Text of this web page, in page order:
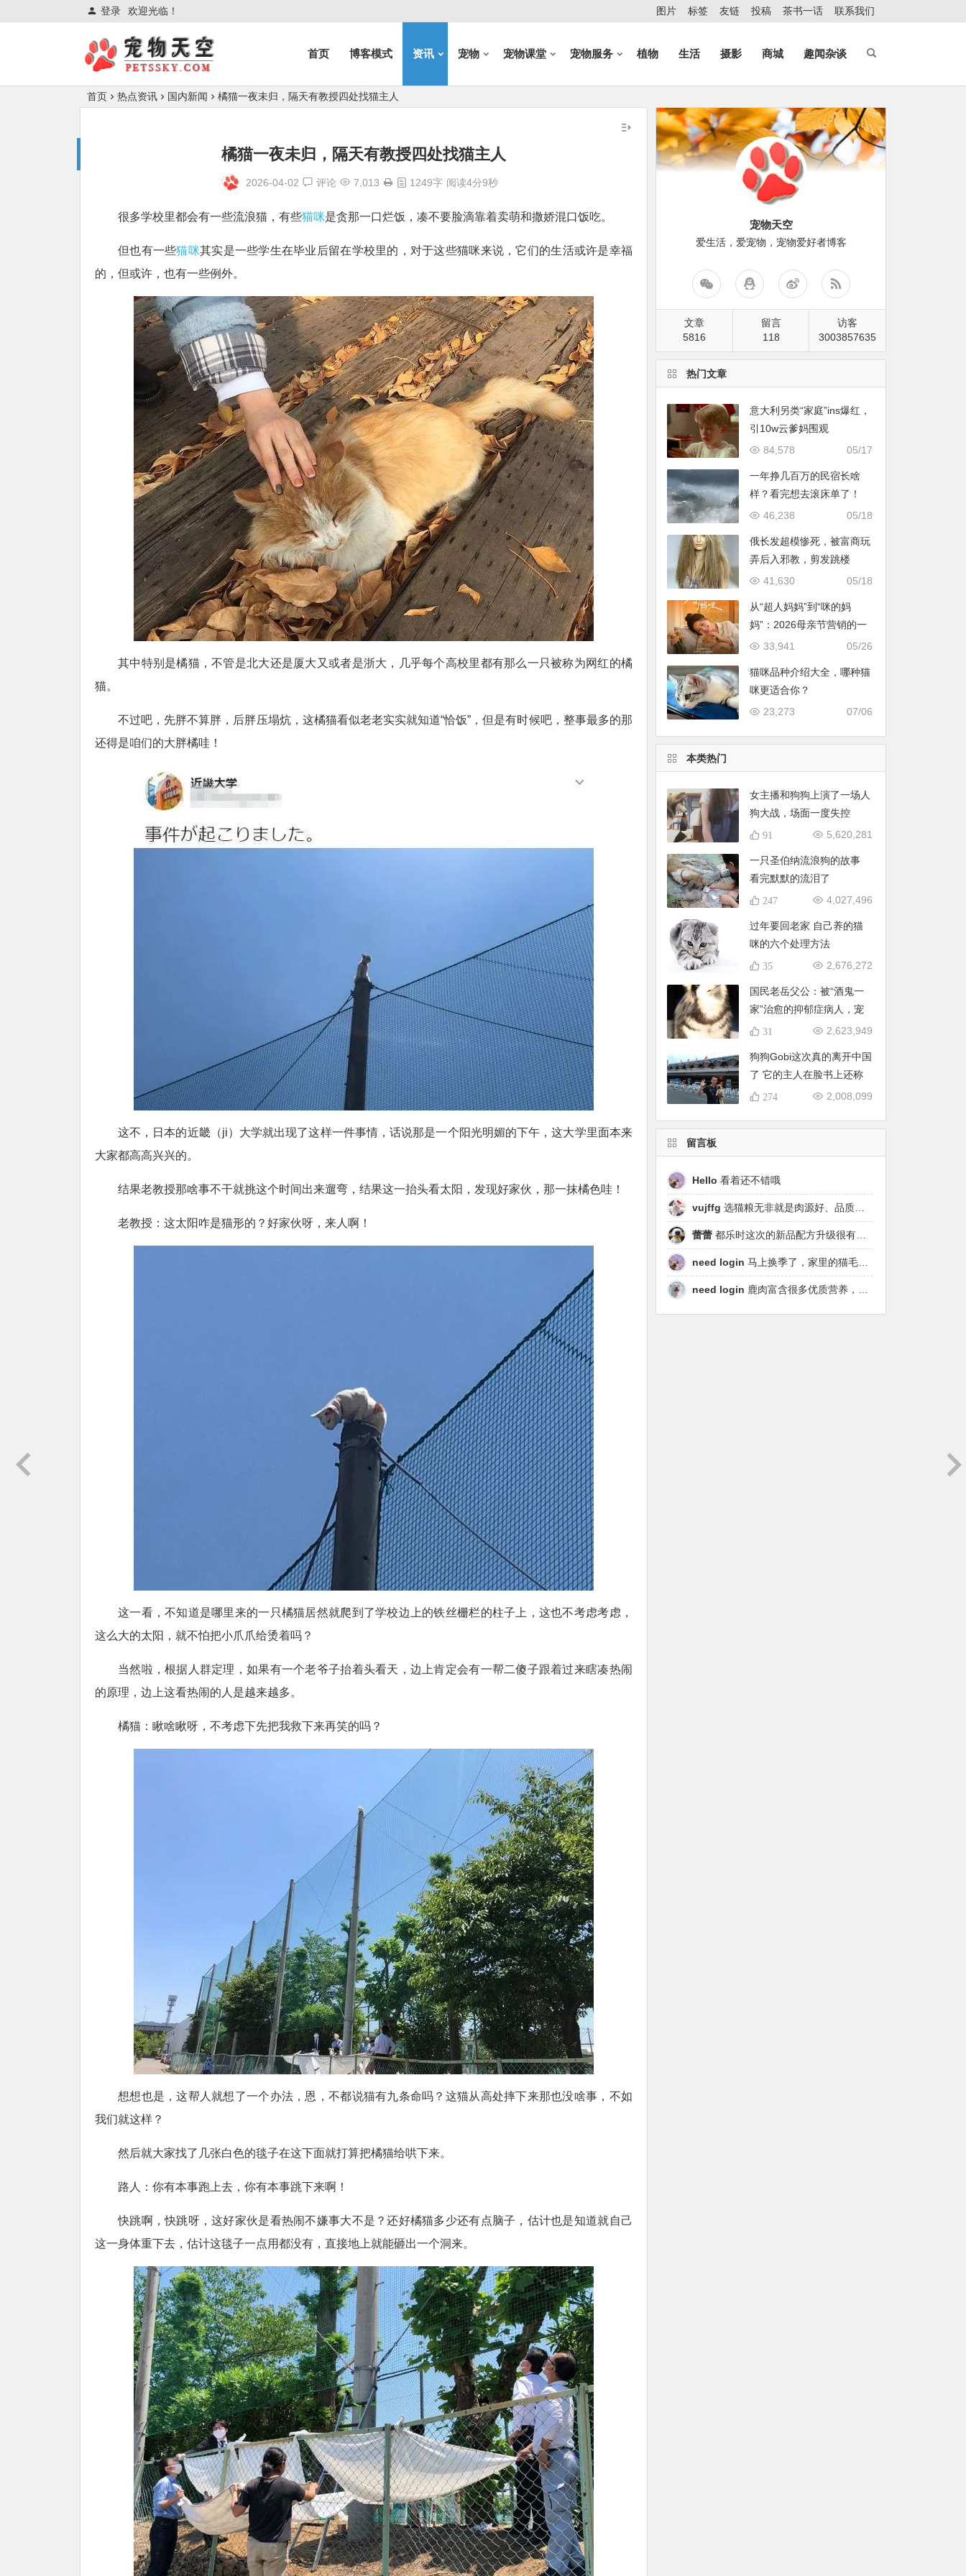
欢迎光临！
登录 图片 标签 友链 投稿 茶书一话 联系我们
首页 博客模式 资讯 宠物 宠物课堂 宠物服务 植物 生活 摄影 商城 趣闻杂谈
首页 热点资讯 国内新闻 橘猫一夜未归，隔天有教授四处找猫主人
橘猫一夜未归，隔天有教授四处找猫主人
2026-04-02 评论 7,013 1249字 阅读4分9秒
很多学校里都会有一些流浪猫，有些猫咪是贪那一口烂饭，凑不要脸滴靠着卖萌和撒娇混口饭吃。
但也有一些猫咪其实是一些学生在毕业后留在学校里的，对于这些猫咪来说，它们的生活或许是幸福
的，但或许，也有一些例外。
其中特别是橘猫，不管是北大还是厦大又或者是浙大，几乎每个高校里都有那么一只被称为网红的橘
猫。
不过吧，先胖不算胖，后胖压塌炕，这橘猫看似老老实实就知道“恰饭”，但是有时候吧，整事最多的那
还得是咱们的大胖橘哇！
这不，日本的近畿（ji）大学就出现了这样一件事情，话说那是一个阳光明媚的下午，这大学里面本来
大家都高高兴兴的。
结果老教授那啥事不干就挑这个时间出来遛弯，结果这一抬头看太阳，发现好家伙，那一抹橘色哇！
老教授：这太阳咋是猫形的？好家伙呀，来人啊！
这一看，不知道是哪里来的一只橘猫居然就爬到了学校边上的铁丝栅栏的柱子上，这也不考虑考虑，
这么大的太阳，就不怕把小爪爪给烫着吗？
当然啦，根据人群定理，如果有一个老爷子抬着头看天，边上肯定会有一帮二傻子跟着过来瞎凑热闹
的原理，边上这看热闹的人是越来越多。
橘猫：瞅啥瞅呀，不考虑下先把我救下来再笑的吗？
想想也是，这帮人就想了一个办法，恩，不都说猫有九条命吗？这猫从高处摔下来那也没啥事，不如
我们就这样？
然后就大家找了几张白色的毯子在这下面就打算把橘猫给哄下来。
路人：你有本事跑上去，你有本事跳下来啊！
快跳啊，快跳呀，这好家伙是看热闹不嫌事大不是？还好橘猫多少还有点脑子，估计也是知道就自己
这一身体重下去，估计这毯子一点用都没有，直接地上就能砸出一个洞来。
宠物天空
爱生活，爱宠物，宠物爱好者博客
文章
5816
留言
118
访客
3003857635
热门文章
意大利另类“家庭”ins爆红，
引10w云爹妈围观
05/17
84,578
一年挣几百万的民宿长啥
样？看完想去滚床单了！
05/18
46,238
俄长发超模惨死，被富商玩
弄后入邪教，剪发跳楼
05/18
41,630
从“超人妈妈”到“咪的妈
妈”：2026母亲节营销的一
次温情破题
05/26
33,941
猫咪品种介绍大全，哪种猫
咪更适合你？
07/06
23,273
本类热门
女主播和狗狗上演了一场人
狗大战，场面一度失控
5,620,281
91
一只圣伯纳流浪狗的故事
看完默默的流泪了
4,027,496
247
过年要回老家 自己养的猫
咪的六个处理方法
2,676,272
35
国民老岳父公：被“酒鬼一
家”治愈的抑郁症病人，宠
物文化的推进者
2,623,949
31
狗狗Gobi这次真的离开中国
了 它的主人在脸书上还称
赞中国
2,008,099
274
留言板
Hello 看着还不错哦
vujffg 选猫粮无非就是肉源好、品质好、工艺好，都乐时磷虾鹿肉烘焙粮真的可以闭眼冲了！
蕾蕾 都乐时这次的新品配方升级很有针对性，从原料溯源到营养配比都踩中了当下高端市场的需求点，期待后续的区域代理政策。
need login 马上换季了，家里的猫毛又要多起来了……太需要像都乐时这种28天就能改善毛发的产品！
need login 鹿肉富含很多优质营养，磷虾油对毛发改善也很明显，都乐时太懂铲屎官想要什么了